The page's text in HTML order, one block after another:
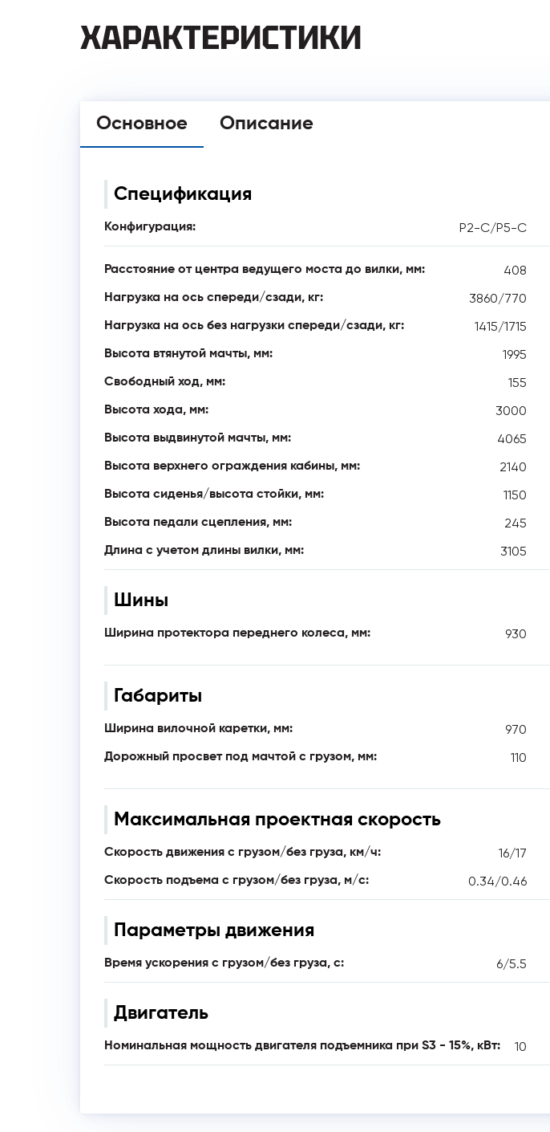
ХАРАКТЕРИСТИКИ
Основное Описание
Спецификация
Конфигурация: P2-C/P5-C
Расстояние от центра ведущего моста до вилки, мм: 408
Нагрузка на ось спереди/сзади, кг: 3860/770
Нагрузка на ось без нагрузки спереди/сзади, кг: 1415/1715
Высота втянутой мачты, мм: 1995
Свободный ход, мм: 155
Высота хода, мм: 3000
Высота выдвинутой мачты, мм: 4065
Высота верхнего ограждения кабины, мм: 2140
Высота сиденья/высота стойки, мм: 1150
Высота педали сцепления, мм: 245
Длина с учетом длины вилки, мм: 3105
Шины
Ширина протектора переднего колеса, мм: 930
Габариты
Ширина вилочной каретки, мм: 970
Дорожный просвет под мачтой с грузом, мм: 110
Максимальная проектная скорость
Скорость движения с грузом/без груза, км/ч: 16/17
Скорость подъема с грузом/без груза, м/с: 0.34/0.46
Параметры движения
Время ускорения с грузом/без груза, с: 6/5.5
Двигатель
Номинальная мощность двигателя подъемника при S3 - 15%, кВт: 10